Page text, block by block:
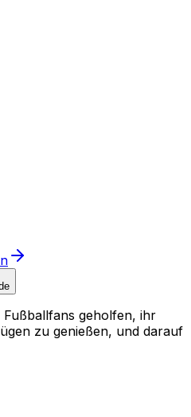
geholfen, ihr
zu genießen, und darauf